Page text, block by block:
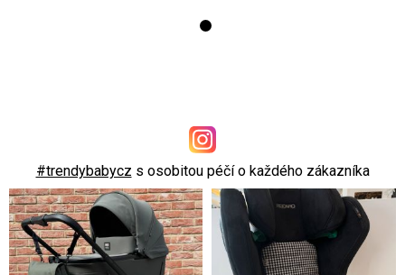
#trendybabycz s osobitou péčí o každého zákazníka